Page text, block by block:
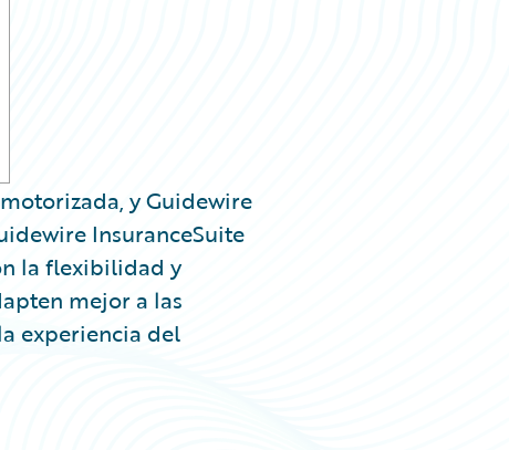
y Guidewire
InsuranceSuite
la flexibilidad y
mejor a las
experiencia del